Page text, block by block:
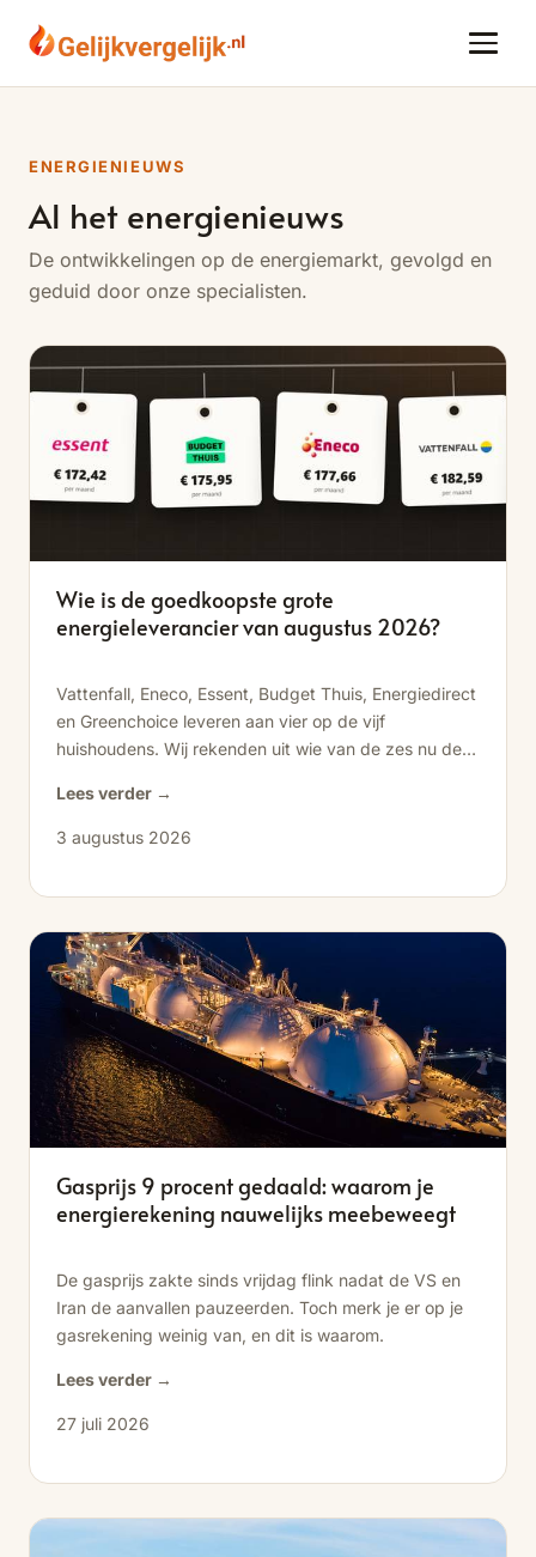
ENERGIENIEUWS
Al het energienieuws
De ontwikkelingen op de energiemarkt, gevolgd en
geduid door onze specialisten.
Wie is de goedkoopste grote
energieleverancier van augustus 2026?
Vattenfall, Eneco, Essent, Budget Thuis, Energiedirect
en Greenchoice leveren aan vier op de vijf
huishoudens. Wij rekenden uit wie van de zes nu de
duurder uitpakt.
Lees verder →
3 augustus 2026
Gasprijs 9 procent gedaald: waarom je
energierekening nauwelijks meebeweegt
De gasprijs zakte sinds vrijdag flink nadat de VS en
Iran de aanvallen pauzeerden. Toch merk je er op je
gasrekening weinig van, en dit is waarom.
Lees verder →
27 juli 2026